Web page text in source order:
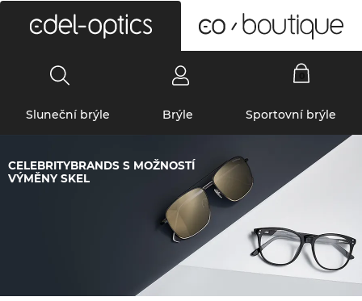
Sluneční brýle Brýle Sportovní brýle
CELEBRITYBRANDS S MOŽNOSTÍ
VÝMĚNY SKEL